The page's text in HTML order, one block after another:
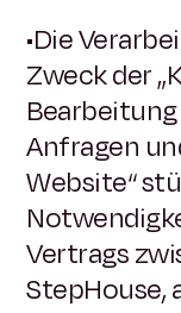
•Die
Zweck der
Anfragen
Website“
Vertrags
StepHouse,